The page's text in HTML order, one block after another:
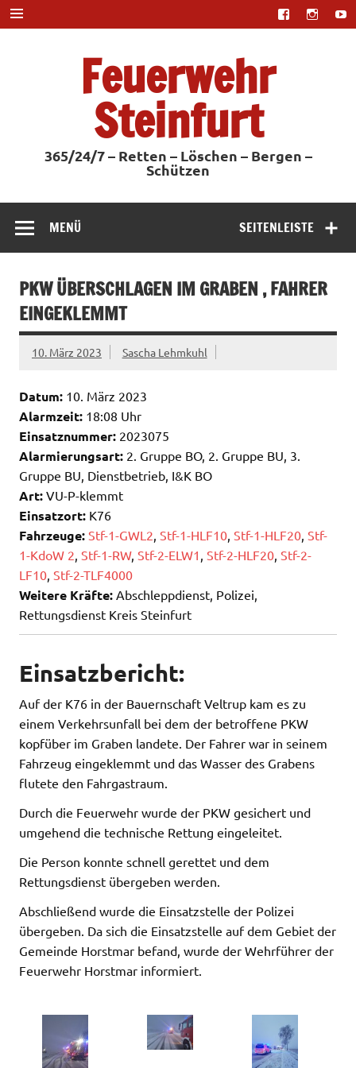
Zum
Inhalt
springen
Feuerwehr
Steinfurt
365/24/7 – Retten – Löschen – Bergen –
Schützen
SEITENLEISTE
MENÜ
PKW ÜBERSCHLAGEN IM GRABEN , FAHRER
EINGEKLEMMT
10. März 2023 Sascha Lehmkuhl
Datum: 10. März 2023
Alarmzeit: 18:08 Uhr
Einsatznummer: 2023075
Alarmierungsart: 2. Gruppe BO, 2. Gruppe BU, 3.
Gruppe BU, Dienstbetrieb, I&K BO
Art: VU-P-klemmt
Einsatzort: K76
Fahrzeuge: Stf-1-GWL2 Stf-1-HLF10 Stf-1-HLF20 Stf-
1-KdoW 2 Stf-1-RW, Stf-2-ELW1 Stf-2-HLF20 Stf-2-
LF10 Stf-2-TLF4000
Weitere Kräfte: Abschleppdienst, Polizei,
Rettungsdienst Kreis Steinfurt
Einsatzbericht:
Auf der K76 in der Bauernschaft Veltrup kam es zu
einem Verkehrsunfall bei dem der betroffene PKW
kopfüber im Graben landete. Der Fahrer war in seinem
Fahrzeug eingeklemmt und das Wasser des Grabens
flutete den Fahrgastraum.
Durch die Feuerwehr wurde der PKW gesichert und
umgehend die technische Rettung eingeleitet.
Die Person konnte schnell gerettet und dem
Rettungsdienst übergeben werden.
Abschließend wurde die Einsatzstelle der Polizei
übergeben. Da sich die Einsatzstelle auf dem Gebiet der
Gemeinde Horstmar befand, wurde der Wehrführer der
Feuerwehr Horstmar informiert.